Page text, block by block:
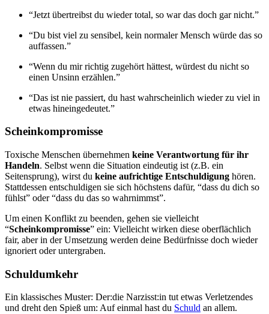
“Jetzt übertreibst du wieder total, so war das doch gar nicht.”
“Du bist viel zu sensibel, kein normaler Mensch würde das so
auffassen.”
“Wenn du mir richtig zugehört hättest, würdest du nicht so
einen Unsinn erzählen.”
“Das ist nie passiert, du hast wahrscheinlich wieder zu viel in
etwas hineingedeutet.”
Scheinkompromisse
Toxische Menschen übernehmen keine Verantwortung für ihr
Handeln. Selbst wenn die Situation eindeutig ist (z.B. ein
Seitensprung), wirst du keine aufrichtige Entschuldigung hören.
Stattdessen entschuldigen sie sich höchstens dafür, “dass du dich so
fühlst” oder “dass du das so wahrnimmst”.
Um einen Konflikt zu beenden, gehen sie vielleicht
“Scheinkompromisse” ein: Vielleicht wirken diese oberflächlich
fair, aber in der Umsetzung werden deine Bedürfnisse doch wieder
ignoriert oder untergraben.
Schuldumkehr
Ein klassisches Muster: Der:die Narzisst:in tut etwas Verletzendes
und dreht den Spieß um: Auf einmal hast du Schuld an allem.